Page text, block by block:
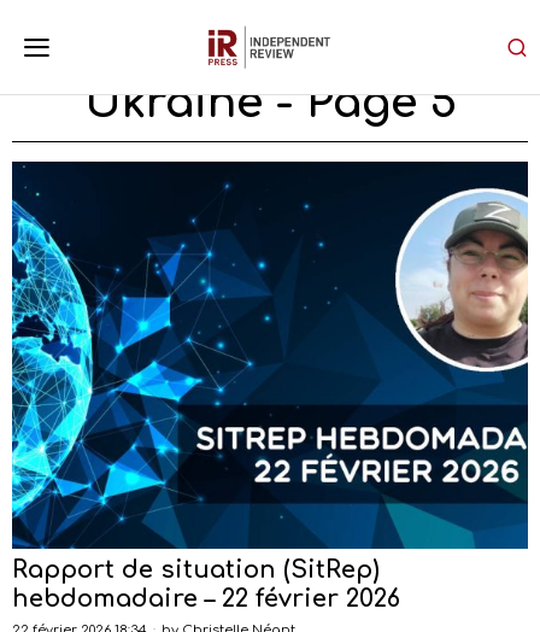
Ukraine- Page 5
Rapport de situation (SitRep)
hebdomadaire – 22 février 2026